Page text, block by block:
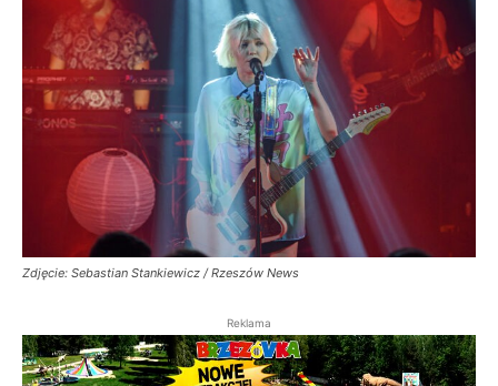
Zdjęcie: Sebastian Stankiewicz / Rzeszów News
Reklama